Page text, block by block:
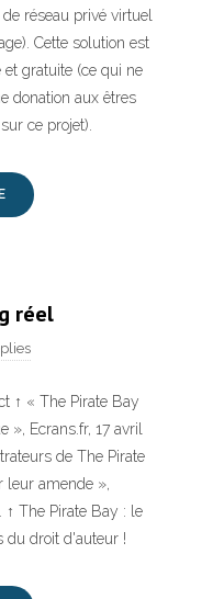
réseau privé virtuel
Cette solution est
gratuite (ce qui ne
donation aux êtres
ce projet).
réel
↑ « The Pirate Bay
», Ecrans.fr, 17 avril
de The Pirate
leur amende »,
↑ The Pirate Bay : le
du droit d'auteur !